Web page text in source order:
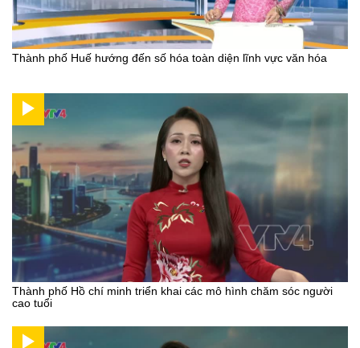
Thành phố Huế hướng đến số hóa toàn diện lĩnh vực văn hóa
Thành phố Hồ chí minh triển khai các mô hình chăm sóc người
cao tuổi